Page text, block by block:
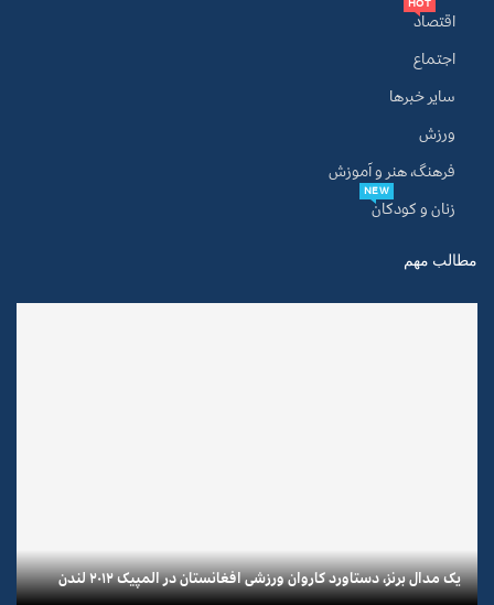
اقتصاد
HOT
اجتماع
سایر خبرها
ورزش
فرهنگ، هنر و آموزش
زنان و کودکان
NEW
مطالب مهم
یک مدال برنز، دستاورد کاروان ورزشی افغانستان در المپیک ۲۰۱۲ لندن